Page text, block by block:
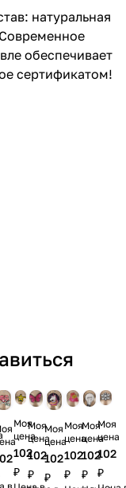
натуральная
обеспечивает
сертификатом!
Моя
цена
102
₽
Моя
цена
102
₽
Моя
цена
102
₽
Моя
цена
102
₽
Моя
цена
102
₽
Моя
цена
102
₽